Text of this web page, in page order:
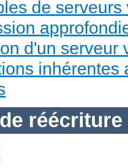
de serveurs
d'un serveur
inhérentes
réécriture